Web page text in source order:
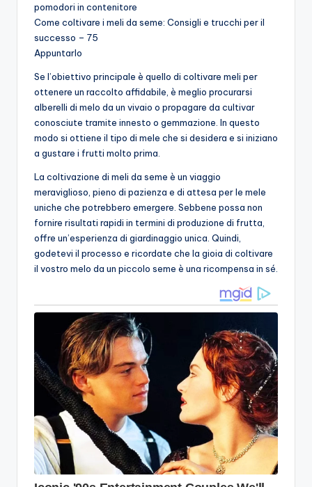
pomodori in contenitore
Come coltivare i meli da seme: Consigli e trucchi per il
successo – 75
Appuntarlo
Se l’obiettivo principale è quello di coltivare meli per
ottenere un raccolto affidabile, è meglio procurarsi
alberelli di melo da un vivaio o propagare da cultivar
conosciute tramite innesto o gemmazione. In questo
modo si ottiene il tipo di mele che si desidera e si iniziano
a gustare i frutti molto prima.
La coltivazione di meli da seme è un viaggio
meraviglioso, pieno di pazienza e di attesa per le mele
uniche che potrebbero emergere. Sebbene possa non
fornire risultati rapidi in termini di produzione di frutta,
offre un’esperienza di giardinaggio unica. Quindi,
godetevi il processo e ricordate che la gioia di coltivare
il vostro melo da un piccolo seme è una ricompensa in sé.